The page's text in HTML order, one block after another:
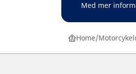
Med mer
Home